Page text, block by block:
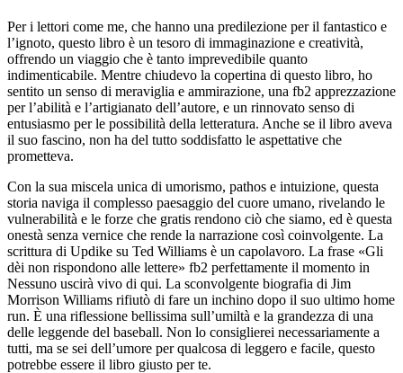
Per i lettori come me, che hanno una predilezione per il fantastico e
l’ignoto, questo libro è un tesoro di immaginazione e creatività,
offrendo un viaggio che è tanto imprevedibile quanto
indimenticabile. Mentre chiudevo la copertina di questo libro, ho
sentito un senso di meraviglia e ammirazione, una fb2 apprezzazione
per l’abilità e l’artigianato dell’autore, e un rinnovato senso di
entusiasmo per le possibilità della letteratura. Anche se il libro aveva
il suo fascino, non ha del tutto soddisfatto le aspettative che
prometteva.
Con la sua miscela unica di umorismo, pathos e intuizione, questa
storia naviga il complesso paesaggio del cuore umano, rivelando le
vulnerabilità e le forze che gratis rendono ciò che siamo, ed è questa
onestà senza vernice che rende la narrazione così coinvolgente. La
scrittura di Updike su Ted Williams è un capolavoro. La frase «Gli
dèi non rispondono alle lettere» fb2 perfettamente il momento in
Nessuno uscirà vivo di qui. La sconvolgente biografia di Jim
Morrison Williams rifiutò di fare un inchino dopo il suo ultimo home
run. È una riflessione bellissima sull’umiltà e la grandezza di una
delle leggende del baseball. Non lo consiglierei necessariamente a
tutti, ma se sei dell’umore per qualcosa di leggero e facile, questo
potrebbe essere il libro giusto per te.